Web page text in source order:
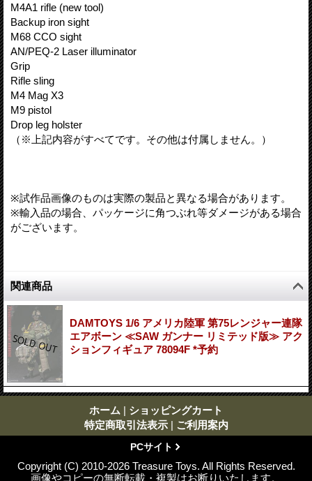
M4A1 rifle (new tool)
Backup iron sight
M68 CCO sight
AN/PEQ-2 Laser illuminator
Grip
Rifle sling
M4 Mag X3
M9 pistol
Drop leg holster
（※上記内容がすべてです。その他は付属しません。）
※試作品画像のものは実際の製品と異なる場合があります。
※輸入品の場合、パッケージに角つぶれ等ダメージがある場合
がございます。
関連商品
DAMTOYS 1/6 アメリカ陸軍 第75レンジャー連隊
エアボーン ≪SAW ガンナー リミテッド版≫ アク
ションフィギュア 78094F *予約
ホーム | ショッピングカート
特定商取引法表示 | ご利用案内
PCサイト
Copyright (C) 2010-2026 Treasure Toys. All Rights Reserved.
画像やコピーの無断転載・複製はお断りいたします。